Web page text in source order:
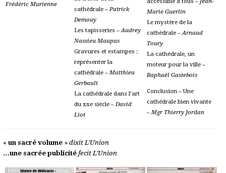
Frédéric Murienne
cathédrale – Patrick
Demouy
Les tapisseries –Audrey
Nassieu Maupas
Gravures et estampes :
représenter la
cathédrale – Matthieu
Gerbault
La cathédrale dans l’art
du xxe siècle – David
Liot
Marie Guerlin
Le mystère de la
cathédrale –Arnaud
Toury
La cathédrale, un
moteur pour la ville –
Raphaël Gastebois
Conclusion – Une
cathédrale bien vivante
–Mgr Thierry Jordan
«un sacré volume »dixit L’Union
…une sacrée publicité fecit L’Union